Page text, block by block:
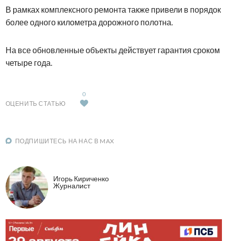
В рамках комплексного ремонта также привели в порядок
более одного километра дорожного полотна.
На все обновленные объекты действует гарантия сроком
четыре года.
ОЦЕНИТЬ СТАТЬЮ
0
ПОДПИШИТЕСЬ НА НАС В MAX
Игорь Кириченко
Журналист